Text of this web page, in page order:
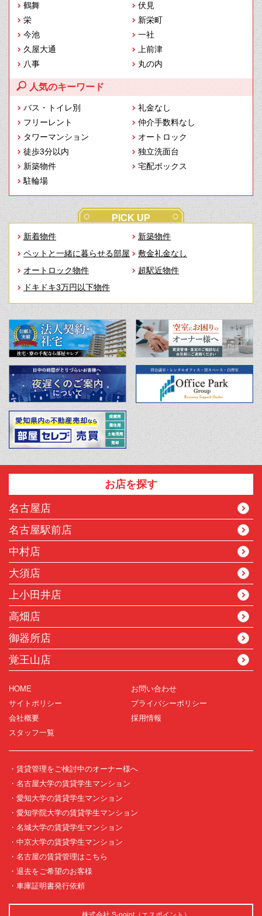
鶴舞
伏見
栄
新栄町
今池
一社
久屋大通
上前津
八事
丸の内
人気のキーワード
バス・トイレ別
礼金なし
フリーレント
仲介手数料なし
タワーマンション
オートロック
徒歩3分以内
独立洗面台
新築物件
宅配ボックス
駐輪場
PICK UP
新着物件
新築物件
ペットと一緒に暮らせる部屋
敷金礼金なし
オートロック物件
超駅近物件
ドキドキ3万円以下物件
お店を探す
名古屋店
名古屋駅前店
中村店
大須店
上小田井店
高畑店
御器所店
覚王山店
HOME
お問い合わせ
サイトポリシー
プライバシーポリシー
会社概要
採用情報
スタッフ一覧
・賃貸管理をご検討中のオーナー様へ
・名古屋大学の賃貸学生マンション
・愛知大学の賃貸学生マンション
・愛知学院大学の賃貸学生マンション
・名城大学の賃貸学生マンション
・中京大学の賃貸学生マンション
・名古屋の賃貸管理はこちら
・退去をご希望のお客様
・車庫証明書発行依頼